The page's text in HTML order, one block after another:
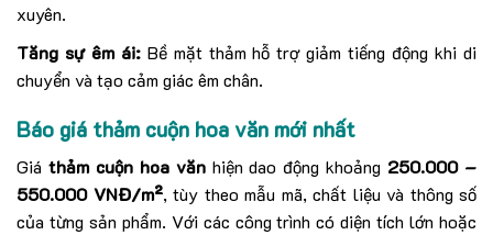
xuyên.
Tăng sự êm ái:Bề mặt thảm hỗ trợ giảm tiếng động khi di
chuyển và tạo cảm giác êm chân.
Báo giá thảm cuộn hoa văn mới nhất
Giá thảm cuộn hoa vănhiện dao động khoảng 250.000 –
550.000 VNĐ/m², tùy theo mẫu mã, chất liệu và thông số
của từng sản phẩm. Với các công trình có diện tích lớn hoặc